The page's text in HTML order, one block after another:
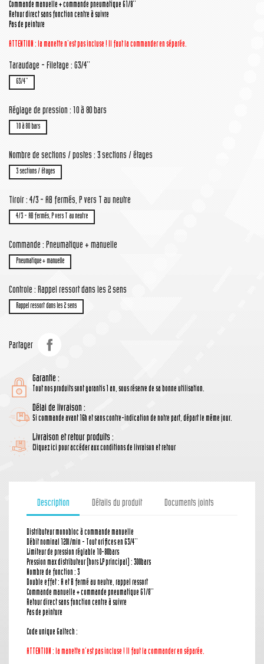
Commande manuelle + commande pneumatique G1/8''
Retour direct sans fonction centre à suivre
Pas de peinture
ATTENTION : la manette n'est pas incluse ! Il faut la commander en séparée.
Taraudage - Filetage : G3/4''
G3/4''
Réglage de pression : 10 à 80 bars
10 à 80 bars
Nombre de sections / postes : 3 sections / étages
3 sections / étages
Tiroir : 4/3 - AB fermés, P vers T au neutre
4/3 - AB fermés, P vers T au neutre
Commande : Pneumatique + manuelle
Pneumatique + manuelle
Controle : Rappel ressort dans les 2 sens
Rappel ressort dans les 2 sens
Partager
Garantie :
Tout nos produits sont garantis 1 an, sous réserve de sa bonne utilisation.
Délai de livraison :
Si commande avant 16h et sans contre-indication de notre part, départ le même jour.
Livraison et retour produits :
Cliquez ici pour accéder aux conditions de livraison et retour
Description Détails du produit Documents joints
Distributeur monobloc à commande manuelle
Débit nominal 120l/min - Tout orifices en G3/4''
Limiteur de pression réglable 10-80bars
Pression max distributeur (hors LP principal) : 300bars
Nombre de fonction : 3
Double effet : A et B fermé au neutre, rappel ressort
Commande manuelle + commande pneumatique G1/8''
Retour direct sans fonction centre à suivre
Pas de peinture
Code unique Galtech :
ATTENTION : la manette n'est pas incluse ! Il faut la commander en séparée.